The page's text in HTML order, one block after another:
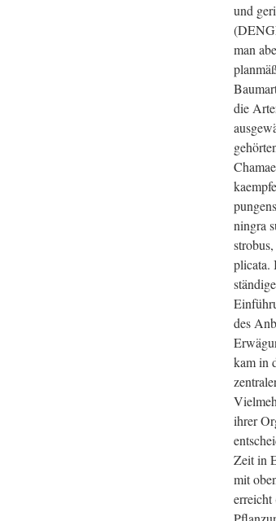
und
man
die
ningra
plicata.
des
kam in
ihrer
Zeit in
mit